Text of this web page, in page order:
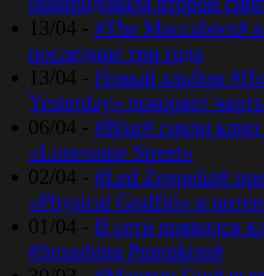
13/04 - #The Maccabees#
последние три года
13/04 - Новый альбом
Yesterday» покоряет
06/04 - #Blur# сняли клип
«Lonesome Street»
02/04 - #Led Zeppelin#
«Physical Graffiti» и
01/04 - В сети появился
#Smashing Pumpkins#